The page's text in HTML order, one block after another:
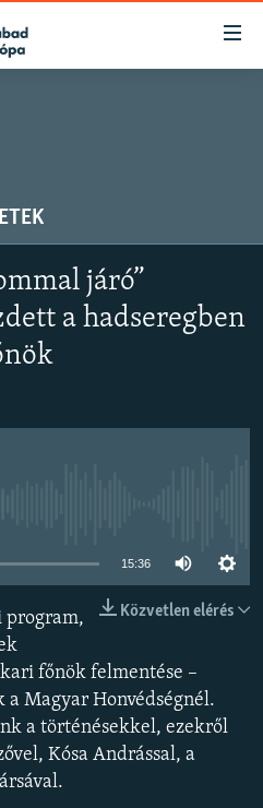
járó”
a hadseregben
15:36
Közvetlen elérés
program,
főnök felmentése –
a Magyar Honvédségnél.
a történésekkel, ezekről
Kósa Andrással, a